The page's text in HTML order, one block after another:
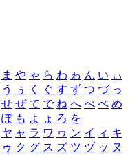
ま や ゃ ら わ ゎ ん い ぃ
う ぅ く ぐ す ず つ づ っ
せ ぜ て で ね へ べ ぺ め
ぽ も よ ょ ろ を
ヤ ャ ラ ワ ヮ ン イ ィ キ
ゥ ク グ ス ズ ツ ヅ ッ ヌ